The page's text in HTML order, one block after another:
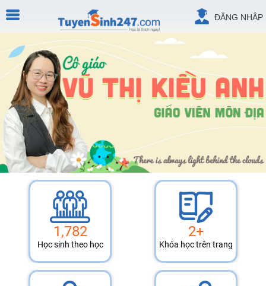
ĐĂNG NHẬP
1,782
Học sinh theo học
2+
Khóa học trên trang